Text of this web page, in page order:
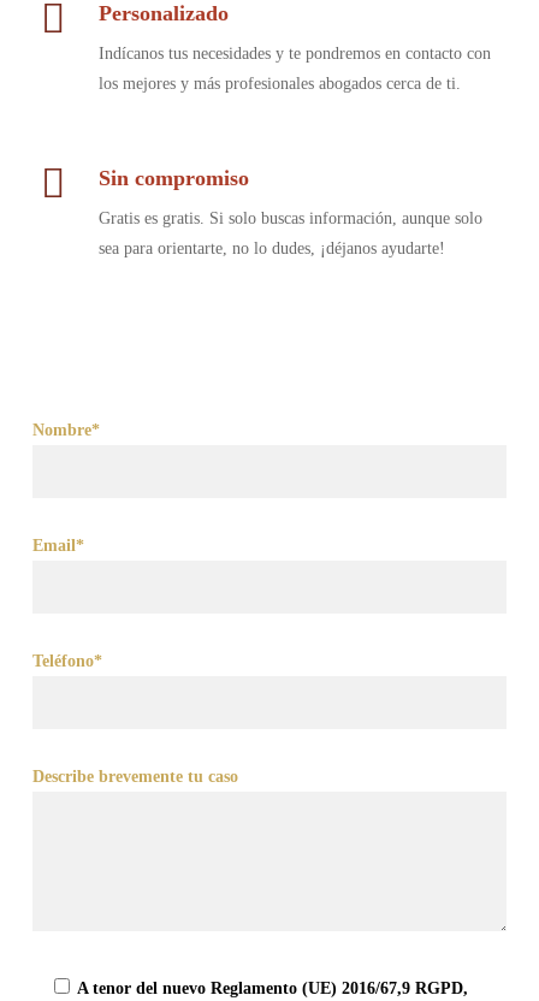
Personalizado
Indícanos tus necesidades y te pondremos en contacto con
los mejores y más profesionales abogados cerca de ti.
Sin compromiso
Gratis es gratis. Si solo buscas información, aunque solo
sea para orientarte, no lo dudes, ¡déjanos ayudarte!
Nombre*
Email*
Teléfono*
Describe brevemente tu caso
A tenor del nuevo Reglamento (UE) 2016/67,9 RGPD,